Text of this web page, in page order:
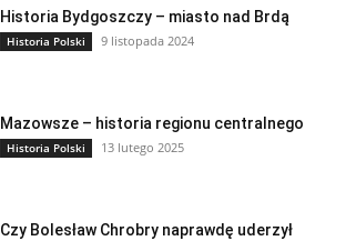
Historia Bydgoszczy – miasto nad Brdą
Historia Polski 9 listopada 2024
Mazowsze – historia regionu centralnego
Historia Polski 13 lutego 2025
Czy Bolesław Chrobry naprawdę uderzył